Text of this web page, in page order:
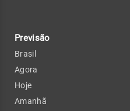
Previsão
Brasil
Agora
Hoje
Amanhã